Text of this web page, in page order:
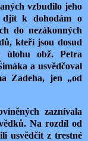
vzbudilo jeho
djít k dohodám o
do nezákonných
kteří jsou dosud
úlohu obž. Petra
a usvědčoval
Zadeha, jen „od
zaznívala
Na rozdíl od
usvědčit z trestné